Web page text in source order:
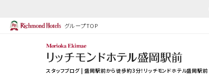
グループTOP
スタッフブログ | 盛岡駅前から徒歩約3分！リッチモンドホテル盛岡駅前